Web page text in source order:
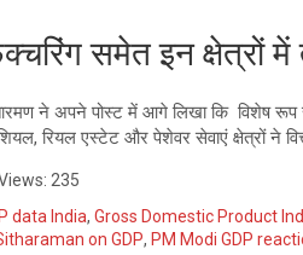
समेत इन क्षेत्रों में
ने अपने पोस्ट में आगे लिखा कि विशेष
रियल एस्टेट और पेशेवर सेवाएं क्षेत्रों ने
235
data India, Gross Domestic Product
on GDP, PM Modi GDP